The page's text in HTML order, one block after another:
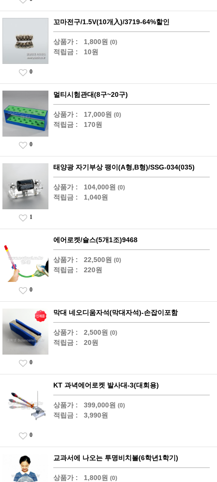
꼬마전구/1.5V(10개入)/3719-64%할인
상품가 : 1,800원 (0)
적립금 : 10원
0
멀티시험관대(8구~20구)
상품가 : 17,000원 (0)
적립금 : 170원
0
태양광 자기부상 팽이(A형,B형)/SSG-034(035)
상품가 : 104,000원 (0)
적립금 : 1,040원
1
에어로켓/슐스(5개1조)9468
상품가 : 22,500원 (0)
적립금 : 220원
0
막대 네오디움자석(막대자석)-손잡이포함
상품가 : 2,500원 (0)
적립금 : 20원
0
KT 과녁에어로켓 발사대-3(대회용)
상품가 : 399,000원 (0)
적립금 : 3,990원
0
교과서에 나오는 투명비치볼(6학년1학기)
상품가 : 1,800원 (0)